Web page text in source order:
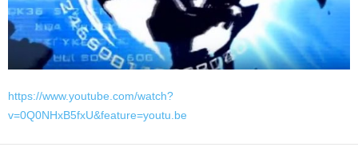
https://www.youtube.com/watch?
v=0Q0NHxB5fxU&feature=youtu.be